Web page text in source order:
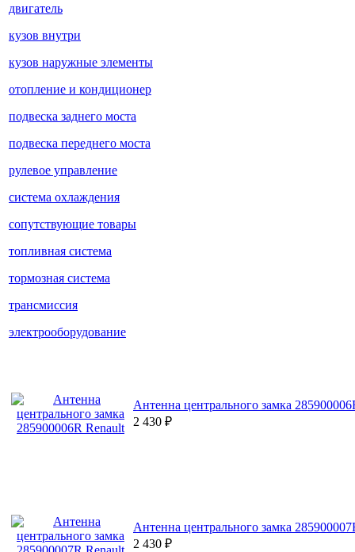
двигатель
кузов внутри
кузов наружные элементы
отопление и кондиционер
подвеска заднего моста
подвеска переднего моста
рулевое управление
система охлаждения
сопутствующие товары
топливная система
тормозная система
трансмиссия
электрооборудование
Антенна центрального замка
2 430 ₽
Антенна центрального замка
2 430 ₽